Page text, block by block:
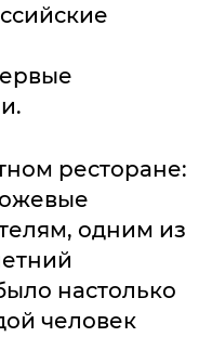
ресторане:
одним из
настолько
человек